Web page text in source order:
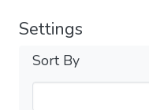
Settings
Sort By